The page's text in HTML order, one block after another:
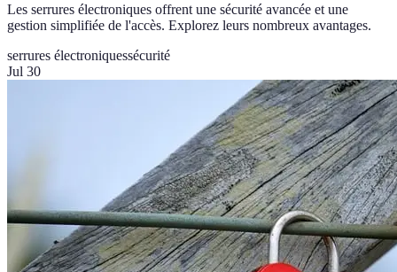
Les serrures électroniques offrent une sécurité avancée et une
gestion simplifiée de l'accès. Explorez leurs nombreux avantages.
serrures électroniquessécurité
Jul 30